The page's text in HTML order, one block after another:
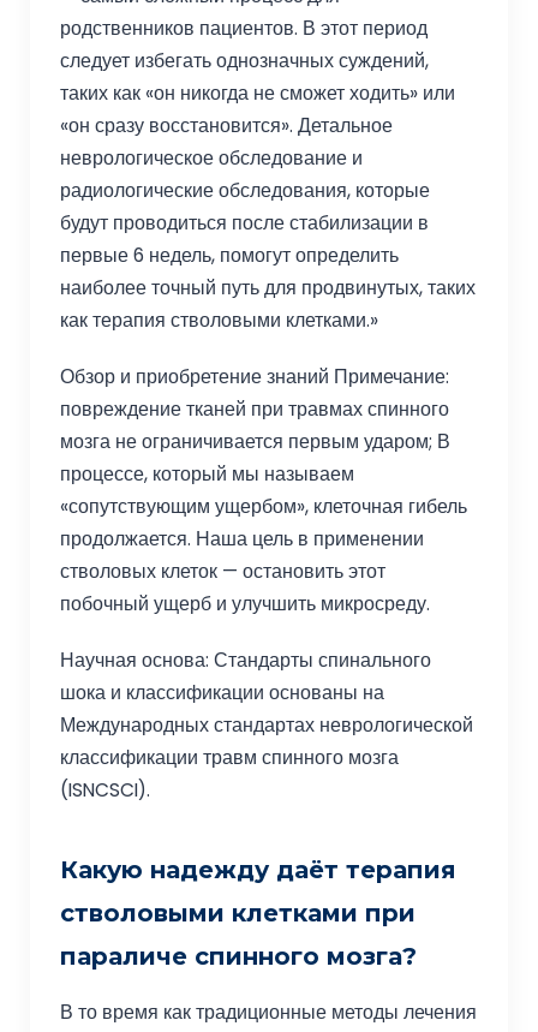
родственников пациентов. В этот период
следует избегать однозначных суждений,
таких как «он никогда не сможет ходить» или
«он сразу восстановится». Детальное
неврологическое обследование и
радиологические обследования, которые
будут проводиться после стабилизации в
первые 6 недель, помогут определить
наиболее точный путь для продвинутых, таких
как терапия стволовыми клетками.»
Обзор и приобретение знаний Примечание:
повреждение тканей при травмах спинного
мозга не ограничивается первым ударом; В
процессе, который мы называем
«сопутствующим ущербом», клеточная гибель
продолжается. Наша цель в применении
стволовых клеток — остановить этот
побочный ущерб и улучшить микросреду.
Научная основа: Стандарты спинального
шока и классификации основаны на
Международных стандартах неврологической
классификации травм спинного мозга
(ISNCSCI).
Какую надежду даёт терапия
стволовыми клетками при
параличе спинного мозга?
В то время как традиционные методы лечения